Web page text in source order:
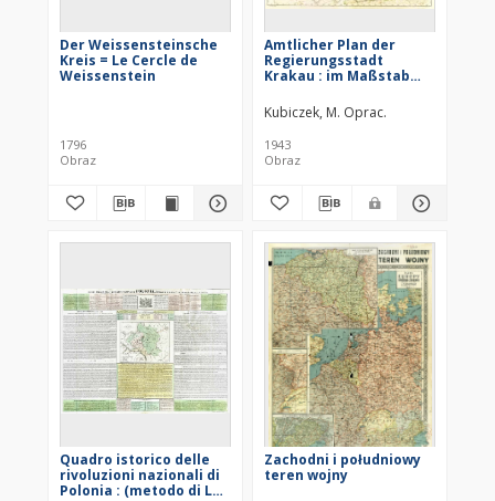
Der Weissensteinsche
Kreis = Le Cercle de
Weissenstein
1796
Obraz
Amtlicher Plan der
Regierungsstadt
Krakau : im Maßstab
Kubiczek, M. Oprac.
1943
Obraz
Quadro istorico delle
rivoluzioni nazionali di
Polonia : (metodo di Le
Zachodni i południowy
teren wojny